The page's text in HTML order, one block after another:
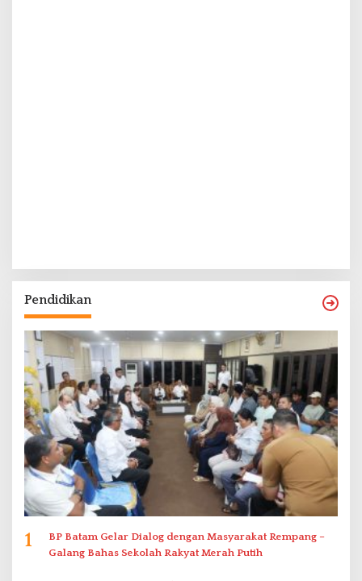
Pendidikan
1
BP Batam Gelar Dialog dengan Masyarakat Rempang –
Galang Bahas Sekolah Rakyat Merah Putih